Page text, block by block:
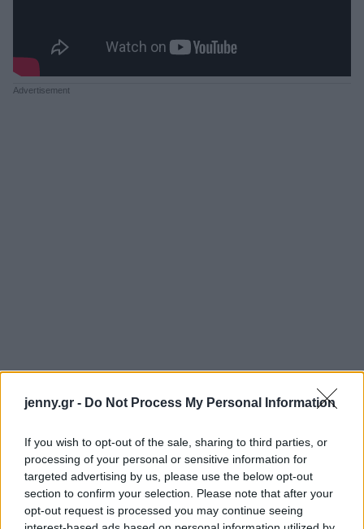
jenny.gr - Do Not Process My Personal Information
If you wish to opt-out of the sale, sharing to third parties, or
processing of your personal or sensitive information for
targeted advertising by us, please use the below opt-out
section to confirm your selection. Please note that after your
opt-out request is processed you may continue seeing